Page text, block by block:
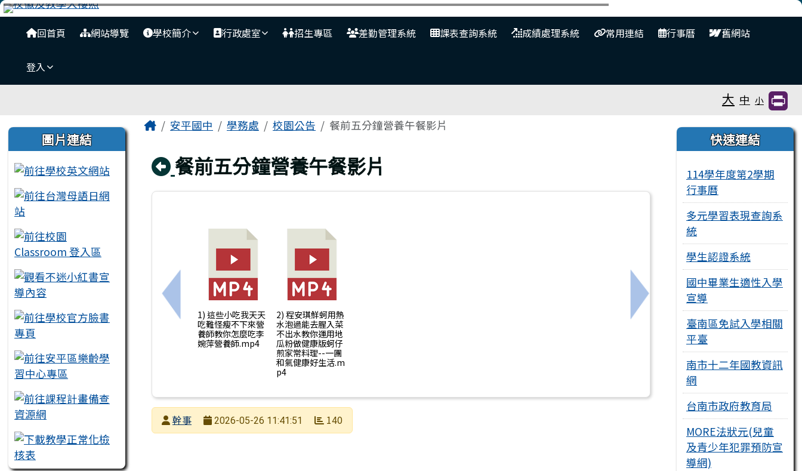
跳至主內容區
臺南市安平國中全球資訊網
導覽列
回首頁 網站導覽 學校簡介 行政處室 招生專區 差勤管理系統 課表查詢系統 成績處理系統 常用連結 行事曆 舊網站
登入
大 中 小
左邊區域內容
圖片連結 主內容區域
Home安平國中 學務處 校園公告 餐前五分鐘營養午餐影片
回上頁
餐前五分鐘營養午餐影片
上一筆：餐前五分鐘營養影片播放
1) 這些小吃我天天
吃難怪瘦不下來營
養師教你怎麼吃李
婉萍營養師.mp4
2) 程安琪鮮蚵用熱
水泡過能去腥入菜
不出水教你運用地
瓜粉做健康版蚵仔
煎家常料理--一團
和氣健康好生活.m
p4
下一筆：學校查獲電子煙之煙油
發布者
幹事
2026-05-26 11:41:51 140
右邊區域內容
快速連結
114學年度第2學期
行事曆
多元學習表現查詢系
統
學生認證系統
國中畢業生適性入學
宣導
臺南區免試入學相關
平臺
南市十二年國教資訊
網
台南市政府教育局
MORE法狀元(兒童
及青少年犯罪預防宣
導網)
頁尾區域